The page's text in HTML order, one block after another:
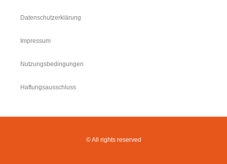
Datenschutzerklärung
Impressum
Nutzungsbedingungen
Haftungsausschluss
© All rights reserved